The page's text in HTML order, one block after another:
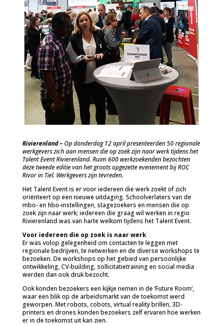
Rivierenland –Op donderdag 12 april presenteerden 50 regionale
werkgevers zich aan mensen die op zoek zijn naar werk tijdens het
Talent Event Rivierenland. Ruim 600 werkzoekenden bezochten
deze tweede editie van het groots opgezette evenement bij ROC
Rivor in Tiel. Werkgevers zijn tevreden.
Het Talent Event is er voor iedereen die werk zoekt of zich
oriënteert op een nieuwe uitdaging. Schoolverlaters van de
mbo- en hbo-instellingen, stagezoekers en mensen die op
zoek zijn naar werk; iedereen die graag wil werken in regio
Rivierenland was van harte welkom tijdens het Talent Event.
Voor iedereen die op zoek is naar werk
Er was volop gelegenheid om contacten te leggen met
regionale bedrijven, te netwerken en de diverse workshops te
bezoeken. De workshops op het gebied van persoonlijke
ontwikkeling, CV-building, sollicitatietraining en social media
werden dan ook druk bezocht.
Ook konden bezoekers een kijkje nemen in de ‘Future Room’,
waar een blik op de arbeidsmarkt van de toekomst werd
geworpen. Met robots, cobots, virtual reality brillen, 3D-
printers en drones konden bezoekers zelf ervaren hoe werken
er in de toekomst uit kan zien.